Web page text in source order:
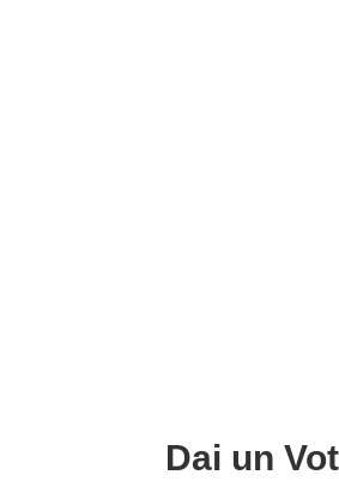
Dai un